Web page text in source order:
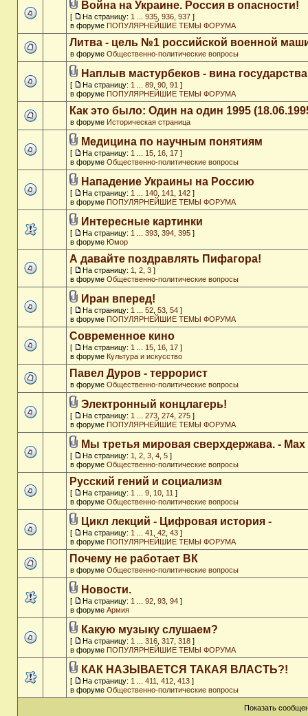
Война на Украине. Россия в опасности!
[ На страницу: 1 935 936 937 ]
в форуме ПОПУЛЯРНЕЙШИЕ ТЕМЫ ФОРУМА
Литва - цель №1 российской военной
в форуме Общественно-политические вопросы
Наплыв мастурбеков - вина государства
[ На страницу: 1 89 90 91 ]
в форуме ПОПУЛЯРНЕЙШИЕ ТЕМЫ ФОРУМА
Как это было: Один на один 1995
в форуме Историческая страница
Медицина по научным понятиям
[ На страницу: 1 15 16 17 ]
в форуме Общественно-политические вопросы
Нападение Украины на Россию
[ На страницу: 1 140 141 142 ]
в форуме ПОПУЛЯРНЕЙШИЕ ТЕМЫ ФОРУМА
Интересные картинки
[ На страницу: 1 393 394 395 ]
в форуме Юмор
А давайте поздравлять Пифагора!
[ На страницу: 1 2 3 ]
в форуме Общественно-политические вопросы
Иран вперед!
[ На страницу: 1 52 53 54 ]
в форуме ПОПУЛЯРНЕЙШИЕ ТЕМЫ ФОРУМА
Современное кино
[ На страницу: 1 15 16 17 ]
в форуме Культура и искусство
Павел Дуров - террорист
в форуме Общественно-политические вопросы
Электронный концлагерь!
[ На страницу: 1 273 274 275 ]
в форуме ПОПУЛЯРНЕЙШИЕ ТЕМЫ ФОРУМА
Мы третья мировая сверхдержава. - Max
[ На страницу: 1 2 3 4 5 ]
в форуме Общественно-политические вопросы
Русский гений и социализм
[ На страницу: 1 9 10 11 ]
в форуме Общественно-политические вопросы
Цикл лекций - Цифровая история -
[ На страницу: 1 41 42 43 ]
в форуме ПОПУЛЯРНЕЙШИЕ ТЕМЫ ФОРУМА
Почему не работает ВК
в форуме Общественно-политические вопросы
Новости.
[ На страницу: 1 92 93 94 ]
в форуме Армия
Какую музыку слушаем?
[ На страницу: 1 316 317 318 ]
в форуме ПОПУЛЯРНЕЙШИЕ ТЕМЫ ФОРУМА
КАК НАЗЫВАЕТСЯ ТАКАЯ ВЛАСТЬ?!
[ На страницу: 1 411 412 413 ]
в форуме Общественно-политические вопросы
Показать